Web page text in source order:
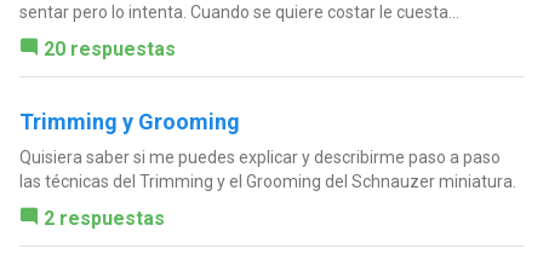
sentar pero lo intenta. Cuando se quiere costar le cuesta...
20 respuestas
Trimming y Grooming
Quisiera saber si me puedes explicar y describirme paso a paso
las técnicas del Trimming y el Grooming del Schnauzer miniatura.
2 respuestas